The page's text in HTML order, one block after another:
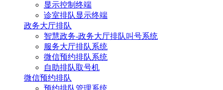
显示控制终端
诊室排队显示终端
政务大厅排队
智慧政务-政务大厅排队叫号系统
服务大厅排队系统
微信预约排队系统
自助排队取号机
微信预约排队